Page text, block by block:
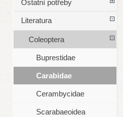
Ostatní potřeby
Literatura
Coleoptera
Buprestidae
Carabidae
Cerambycidae
Scarabaeoidea